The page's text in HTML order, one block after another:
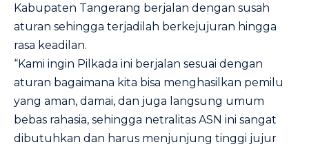
Kabupaten Tangerang berjalan dengan susah
aturan sehingga terjadilah berkejujuran hingga
rasa keadilan.
“Kami ingin Pilkada ini berjalan sesuai dengan
aturan bagaimana kita bisa menghasilkan pemilu
yang aman, damai, dan juga langsung umum
bebas rahasia, sehingga netralitas ASN ini sangat
dibutuhkan dan harus menjunjung tinggi jujur